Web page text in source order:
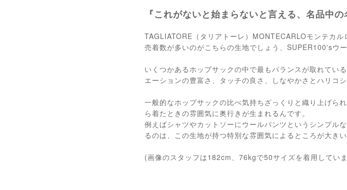
『これがないと始まらないと言える、名品中の
TAGLIATORE（タリアトーレ）MONTECARLOモンテカ
売着数が多いのがこちらの生地でしょう、SUPER100'sウ
いくつかあるホップサックの中で最もバランスが取れてい
エーションの豊富さ、タッチの良さ、しなやかさとハリコ
一般的なホップサックの比べ気持ちざっくりと織り上げら
ら着たときの雰囲気に奥行きが生まれるんです。
例えばシャツやカットソーにウールパンツというシンプル
るのは、この生地が持つ特別な雰囲気によるところが大きい
(画像のスタッフは182cm、76kgで50サイズを着用してい